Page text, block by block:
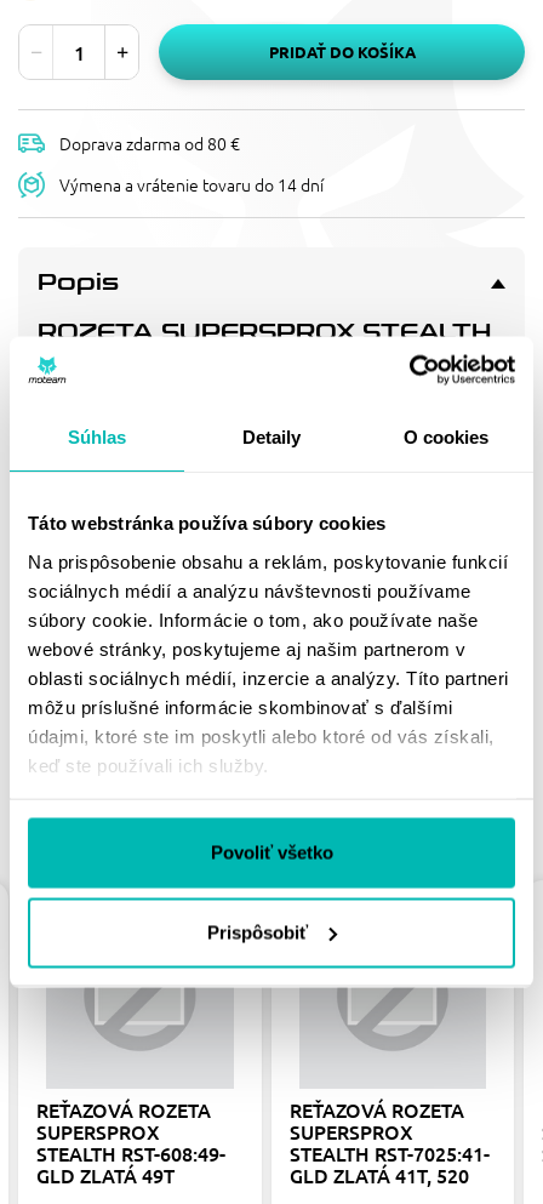
Súhlas Detaily O cookies
Táto webstránka používa súbory cookies
Na prispôsobenie obsahu a reklám, poskytovanie funkcií
sociálnych médií a analýzu návštevnosti používame
súbory cookie. Informácie o tom, ako používate naše
webové stránky, poskytujeme aj našim partnerom v
oblasti sociálnych médií, inzercie a analýzy. Títo partneri
môžu príslušné informácie skombinovať s ďalšími
údajmi, ktoré ste im poskytli alebo ktoré od vás získali,
keď ste používali ich služby.
Povoliť všetko
Prispôsobiť
PRIDAŤ DO KOŠÍKA
Doprava zdarma od 80 €
Výmena a vrátenie tovaru do 14 dní
Popis
ROZETA SUPERSPROX STEALTH
RST-210:47-GLD ZLATÁ 47T, 520
Patentované řešení pro dlouhou životnost/nízkou hmotnost
nejkvalitnější hliníkové rozety.
Doprava a vrátenie
MOHLO BY SA VÁM
PÁČIŤ
PODOBNÉ PRODUKTY
REŤAZOVÁ ROZETA
SUPERSPROX
STEALTH RST-608:49-
GLD ZLATÁ 49T
REŤAZOVÁ ROZETA
SUPERSPROX
STEALTH RST-7025:41-
GLD ZLATÁ 41T, 520